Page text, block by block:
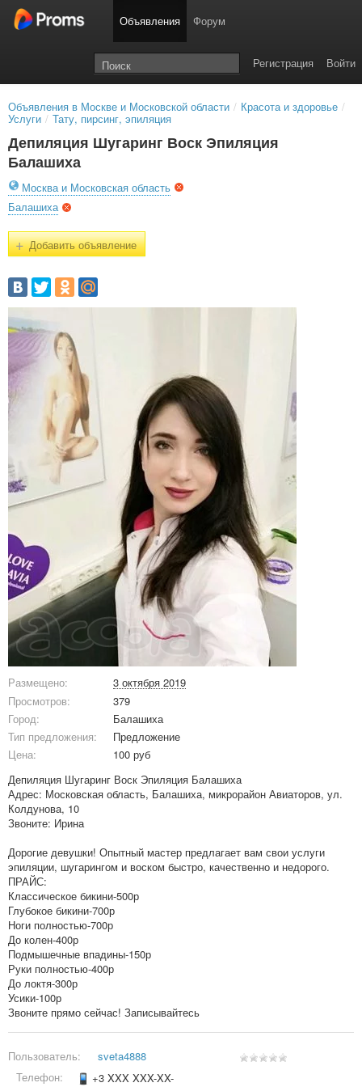
Объявления Форум
Войти
Регистрация
Объявления в Москве и Московской области / Красота и здоровье /
Услуги / Тату, пирсинг, эпиляция
Депиляция Шугаринг Воск Эпиляция
Балашиха
Москва и Московская область
Балашиха
+Добавить объявление
Размещено:
3 октября 2019
Просмотров:
379
Город:
Балашиха
Тип предложения:
Предложение
Цена:
100 руб
Депиляция Шугаринг Воск Эпиляция Балашиха
Адрес: Московская область, Балашиха, микрорайон Авиаторов, ул.
Колдунова, 10
Звоните: Ирина
Дорогие девушки! Опытный мастер предлагает вам свои услуги
эпиляции, шугарингом и воском быстро, качественно и недорого.
ПРАЙС:
Классическое бикини-500р
Глубокое бикини-700р
Ноги полностью-700р
До колен-400р
Подмышечные впадины-150р
Руки полностью-400р
До локтя-300р
Усики-100р
Звоните прямо сейчас! Записывайтесь
Пользователь:
sveta4888
Телефон:
+3 XXX XXX-XX-